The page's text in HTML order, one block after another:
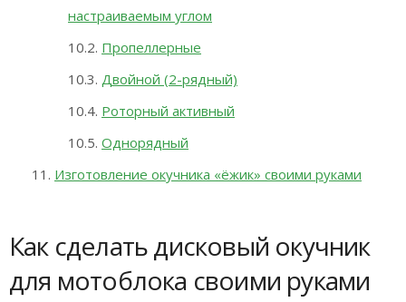
настраиваемым углом
Пропеллерные
Двойной (2-рядный)
Роторный активный
Однорядный
Изготовление окучника «ёжик» своими руками
Как сделать дисковый окучник
для мотоблока своими руками